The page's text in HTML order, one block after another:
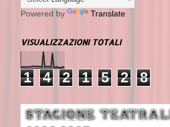
Powered by Translate
VISUALIZZAZIONI TOTALI
1 4 2 1 5 2 8